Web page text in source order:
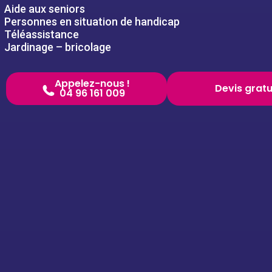
Aide aux seniors
Personnes en situation de handicap
Téléassistance
Jardinage – bricolage
Appelez-nous !
04 96 161 009 Devis